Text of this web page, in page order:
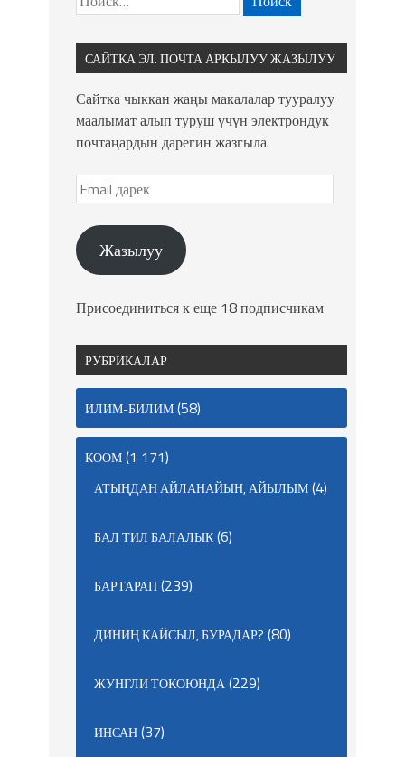
САЙТКА ЭЛ. ПОЧТА АРКЫЛУУ ЖАЗЫЛУУ
Сайтка чыккан жаңы макалалар тууралуу
маалымат алып туруш үчүн электрондук
почтаңардын дарегин жазгыла.
Жазылуу
Присоединиться к еще 18 подписчикам
РУБРИКАЛАР
ИЛИМ-БИЛИМ(58)
КООМ(1 171)
АТЫҢДАН АЙЛАНАЙЫН, АЙЫЛЫМ(4)
БАЛ ТИЛ БАЛАЛЫК(6)
БАРТАРАП(239)
ДИНИҢ КАЙСЫЛ, БУРАДАР? (80)
ЖУНГЛИ ТОКОЮНДА(229)
ИНСАН(37)